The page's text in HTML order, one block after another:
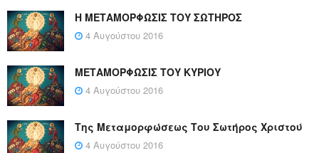
Η ΜΕΤΑΜΟΡΦΩΣΙΣ ΤΟΥ ΣΩΤΗΡΟΣ
4 Αυγούστου 2016
ΜΕΤΑΜΟΡΦΩΣΙΣ ΤΟΥ ΚΥΡΙΟΥ
4 Αυγούστου 2016
Της Μεταμορφώσεως Του Σωτήρος Χριστού
4 Αυγούστου 2016